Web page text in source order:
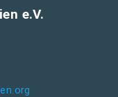
e.V.